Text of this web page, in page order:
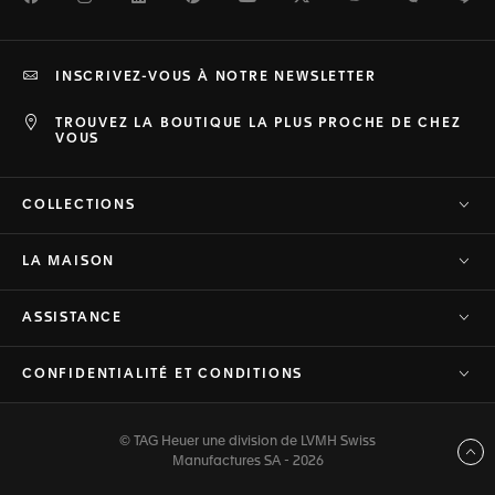
TROUVEZ LA BOUTIQUE LA PLUS PROCHE DE CHEZ
VOUS
INSCRIVEZ-VOUS À NOTRE NEWSLETTER
COLLECTIONS
LA MAISON
ASSISTANCE
CONFIDENTIALITÉ ET CONDITIONS
© TAG Heuer une division de LVMH Swiss
Manufactures SA - 2026
Haut de page